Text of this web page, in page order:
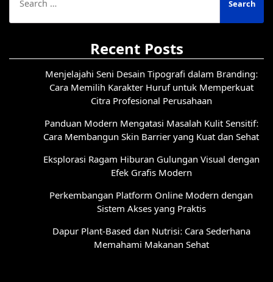
for:
Recent Posts
Menjelajahi Seni Desain Tipografi dalam Branding:
Cara Memilih Karakter Huruf untuk Memperkuat
Citra Profesional Perusahaan
Panduan Modern Mengatasi Masalah Kulit Sensitif:
Cara Membangun Skin Barrier yang Kuat dan Sehat
Eksplorasi Ragam Hiburan Gulungan Visual dengan
Efek Grafis Modern
Perkembangan Platform Online Modern dengan
Sistem Akses yang Praktis
Dapur Plant-Based dan Nutrisi: Cara Sederhana
Memahami Makanan Sehat